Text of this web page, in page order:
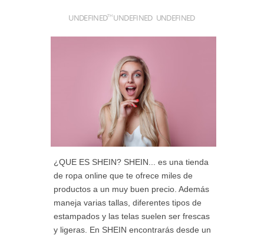
UNDEFINEDTH UNDEFINED UNDEFINED
¿QUE ES SHEIN? SHEIN... es una tienda
de ropa online que te ofrece miles de
productos a un muy buen precio. Además
maneja varias tallas, diferentes tipos de
estampados y las telas suelen ser frescas
y ligeras. En SHEIN encontrarás desde un